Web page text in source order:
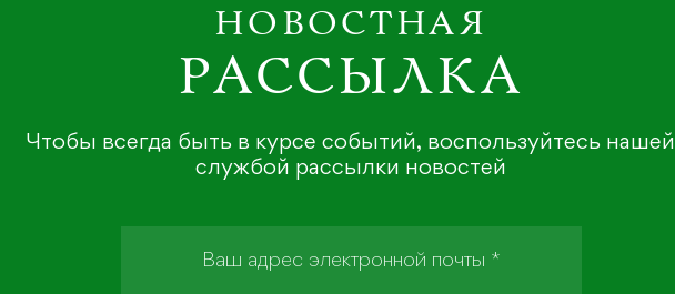
НОВОСТНАЯ
РАССЫЛКА
Чтобы всегда быть в курсе событий, воспользуйтесь нашей
службой рассылки новостей